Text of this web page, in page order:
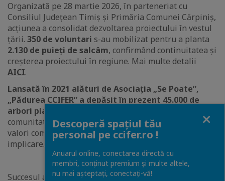
Organizată pe 28 martie 2026, în parteneriat cu
Consiliul Județean Timiș și Primăria Comunei Cărpiniș,
acțiunea a consolidat dezvoltarea proiectului în vestul
țării. 350 de voluntari s-au mobilizat pentru a planta
2.130 de puieți de salcâm, confirmând continuitatea și
creșterea proiectului în regiune. Mai multe detalii
AICI.
Lansată în 2021 alături de Asociația „Se Poate”,
„Pădurea CCIFER” a depășit în prezent 45.000 de
arbori plantați la nivel național
comunitatea de afaceri franco-română în jurul unor
valori comune: sustenabilitate, responsabilitate și
implicare.
Succesul acestei ediții a fost posibil datorită implicării
Descoperă spațiul tău
personal pe ccifer.ro !
Anuarul online, conectarea directă cu
membri, conținut premium și multe altele,
nu mai așteptați, conectaţi-vă!